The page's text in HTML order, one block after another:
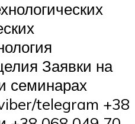
Заявки на
семинарах
telegram +38